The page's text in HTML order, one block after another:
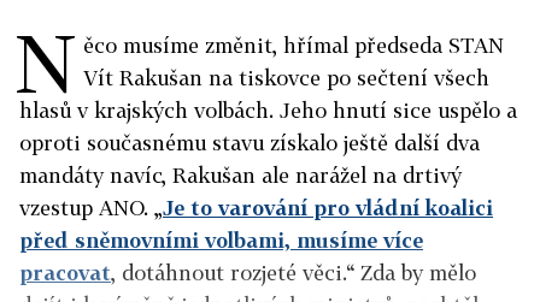
N ěco musíme změnit, hřímal předseda STAN
Vít Rakušan na tiskovce po sečtení všech
hlasů v krajských volbách. Jeho hnutí sice uspělo a
oproti současnému stavu získalo ještě další dva
mandáty navíc, Rakušan ale narážel na drtivý
vzestup ANO. „Je to varování pro vládní koalici
před sněmovními volbami, musíme více
pracovat, dotáhnout rozjeté věci.“ Zda by mělo